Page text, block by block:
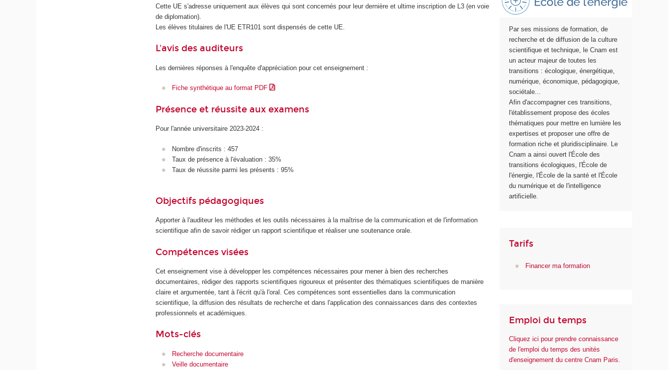
Cette UE s'adresse uniquement aux élèves qui sont concernés pour leur dernière et ultime inscription de L3 (en voie
de diplomation).
Les élèves titulaires de l'UE ETR101 sont dispensés de cette UE.
L'avis des auditeurs
Les dernières réponses à l'enquête d'appréciation pour cet enseignement :
Fiche synthétique au format PDF
Présence et réussite aux examens
Pour l'année universitaire 2023-2024 :
Nombre d'inscrits : 457
Taux de présence à l'évaluation : 35%
Taux de réussite parmi les présents : 95%
Objectifs pédagogiques
Apporter à l'auditeur les méthodes et les outils nécessaires à la maîtrise de la communication et de l'information
scientifique afin de savoir rédiger un rapport scientifique et réaliser une soutenance orale.
Compétences visées
Cet enseignement vise à développer les compétences nécessaires pour mener à bien des recherches
documentaires, rédiger des rapports scientifiques rigoureux et présenter des thématiques scientifiques de manière
claire et argumentée, tant à l'écrit qu'à l'oral. Ces compétences sont essentielles dans la communication
scientifique, la diffusion des résultats de recherche et dans l'application des connaissances dans des contextes
professionnels et académiques.
Mots-clés
Recherche documentaire
Veille documentaire
Par ses missions de formation, de
recherche et de diffusion de la culture
scientifique et technique, le Cnam est
un acteur majeur de toutes les
transitions : écologique, énergétique,
numérique, économique, pédagogique,
sociétale...
Afin d'accompagner ces transitions,
l'établissement propose des écoles
thématiques pour mettre en lumière les
expertises et proposer une offre de
formation riche et pluridisciplinaire. Le
Cnam a ainsi ouvert l'École des
transitions écologiques, l'École de
l'énergie, l'École de la santé et l'École
du numérique et de l'intelligence
artificielle.
Tarifs
Financer ma formation
Emploi du temps
Cliquez ici pour prendre connaissance
de l'emploi du temps des unités
d'enseignement du centre Cnam Paris.